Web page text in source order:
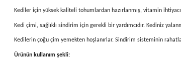
Kediler için yüksek kaliteli tohumlardan hazırlanmış, vitamin
Kedi çimi, sağlıklı sindirim için gerekli bir yardımcıdır. Kediniz
Kedilerin çoğu çim yemekten hoşlanırlar. Sindirim sisteminin
Ürünün kullanım şekli: